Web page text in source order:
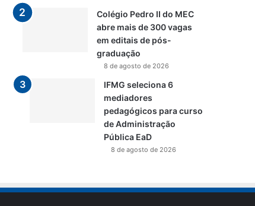
Colégio Pedro II do MEC
abre mais de 300 vagas
em editais de pós-
graduação
8 de agosto de 2026
IFMG seleciona 6
mediadores
pedagógicos para curso
de Administração
Pública EaD
8 de agosto de 2026